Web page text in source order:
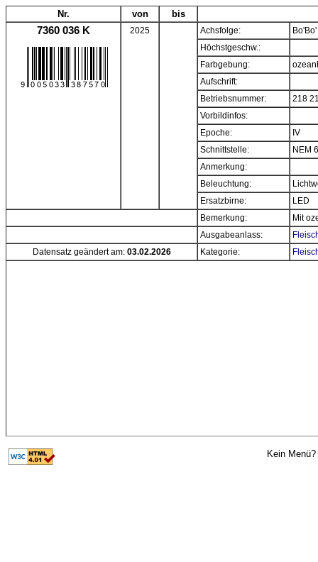
Nr. von bis
7360 036 K 2025 Achsfolge:
Bo'Bo'
Höchstgeschw.:
Farbgebung:
Aufschrift:
Betriebsnummer:
218
Vorbildinfos:
Epoche:
IV
Schnittstelle:
NEM
Anmerkung:
Beleuchtung:
Ersatzbirne:
LED
Bemerkung:
Mit
Ausgabeanlass:
Datensatz geändert am: 03.02.2026 Kategorie:
Kein